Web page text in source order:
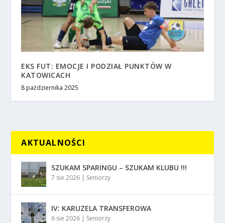
EKS FUT: EMOCJE I PODZIAŁ PUNKTÓW W
KATOWICACH
8 października 2025
AKTUALNOŚCI
SZUKAM SPARINGU – SZUKAM KLUBU !!!
7 sie 2026 | Seniorzy
IV: KARUZELA TRANSFEROWA
6 sie 2026 | Seniorzy